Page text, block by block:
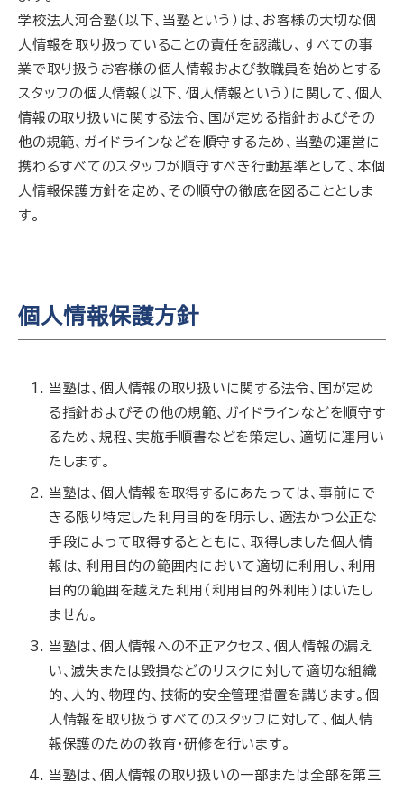
学校法人河合塾（以下、当塾という）は、お客様の大切な個
人情報を取り扱っていることの責任を認識し、すべての事
業で取り扱うお客様の個人情報および教職員を始めとする
スタッフの個人情報（以下、個人情報という）に関して、個人
情報の取り扱いに関する法令、国が定める指針およびその
他の規範、ガイドラインなどを順守するため、当塾の運営に
携わるすべてのスタッフが順守すべき行動基準として、本個
人情報保護方針を定め、その順守の徹底を図ることとしま
す。
個人情報保護方針
当塾は、個人情報の取り扱いに関する法令、国が定め
る指針およびその他の規範、ガイドラインなどを順守す
るため、規程、実施手順書などを策定し、適切に運用い
たします。
当塾は、個人情報を取得するにあたっては、事前にで
きる限り特定した利用目的を明示し、適法かつ公正な
手段によって取得するとともに、取得しました個人情
報は、利用目的の範囲内において適切に利用し、利用
目的の範囲を越えた利用（利用目的外利用）はいたし
ません。
当塾は、個人情報への不正アクセス、個人情報の漏え
い、滅失または毀損などのリスクに対して適切な組織
的、人的、物理的、技術的安全管理措置を講じます。個
人情報を取り扱うすべてのスタッフに対して、個人情
報保護のための教育・研修を行います。
当塾は、個人情報の取り扱いの一部または全部を第三